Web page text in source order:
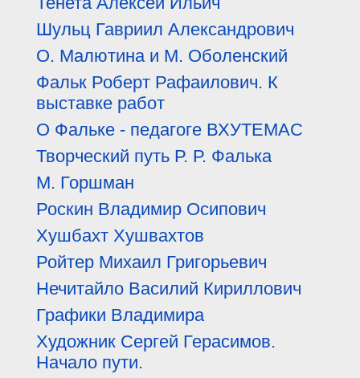
Шульц Гавриил Александрович
О. Малютина и М. Оболенский
Фальк Роберт Рафаилович. К
выставке работ
О Фальке - педагоге ВХУТЕМАС
Творческий путь Р. Р. Фалька
М. Горшман
Роскин Владимир Осипович
Хушбахт Хушвахтов
Ройтер Михаил Григорьевич
Нечитайло Василий Кириллович
Графики Владимира
Художник Сергей Герасимов.
Начало пути.